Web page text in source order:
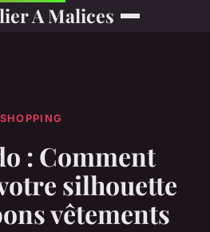
A Malices
SHOPPING
: Comment
silhouette
vêtements